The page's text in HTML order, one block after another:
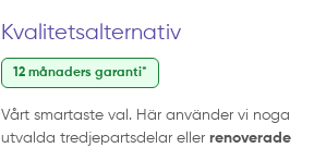
Kvalitetsalternativ
12 månaders garanti*
Vårt smartaste val. Här använder vi noga
utvalda tredjepartsdelar eller renoverade